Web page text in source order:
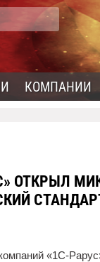
КОМПАНИИ
ОТКРЫЛ
«1С-